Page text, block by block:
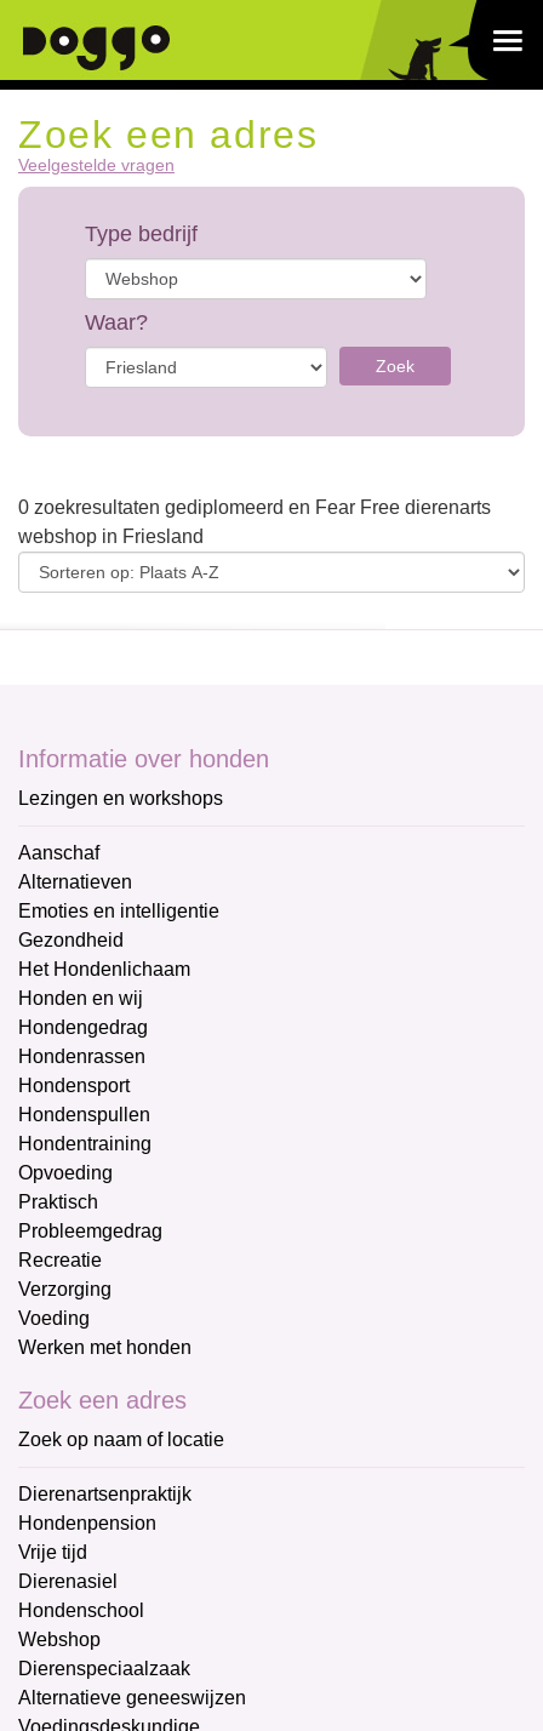
Zoek een adres
Veelgestelde vragen
Type bedrijf
Waar?
Zoek
0 zoekresultaten gediplomeerd en Fear Free dierenarts
webshop in Friesland
Informatie over honden
Lezingen en workshops
Aanschaf
Alternatieven
Emoties en intelligentie
Gezondheid
Het Hondenlichaam
Honden en wij
Hondengedrag
Hondenrassen
Hondensport
Hondenspullen
Hondentraining
Opvoeding
Praktisch
Probleemgedrag
Recreatie
Verzorging
Voeding
Werken met honden
Zoek een adres
Zoek op naam of locatie
Dierenartsenpraktijk
Hondenpension
Vrije tijd
Dierenasiel
Hondenschool
Webshop
Dierenspeciaalzaak
Alternatieve geneeswijzen
Voedingsdeskundige